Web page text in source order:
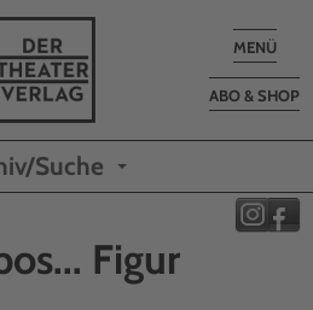
Toggle
MENÜ
ABO & SHOP
Suche
Figur